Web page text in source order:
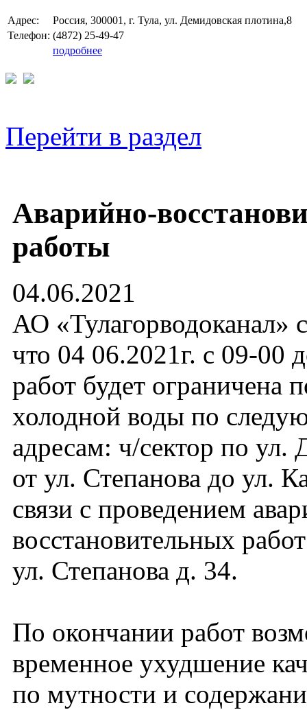
Адрес:
Россия, 300001, г. Тула, ул. Демидовская плотина,8
Телефон: (4872) 25-49-47
подробнее
Перейти в раздел
Аварийно-
работы
04.06.2021
АО «Тулагорводоканал»
что 04 06.2021г. с 09-00
работ будет ограничена
холодной воды по
адресам: ч/сектор по ул.
от ул. Степанова до ул.
связи с проведением
восстановительных
ул. Степанова д. 34.
По окончании работ
временное ухудшение
по мутности и